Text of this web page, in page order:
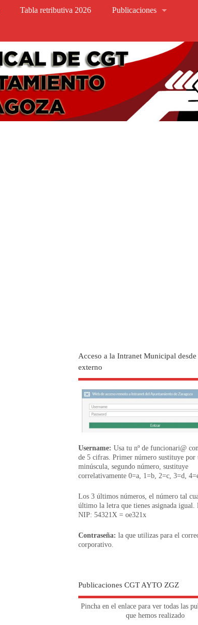
Tabla retributiva 2026 Publicaciones
Acceso a la Intranet Municipal
externo
Username: Usa tu nº de funcionari@
de 5 cifras. Primer número sustituye por
minúscula, segundo número, sustituye
correlativamente 0=a, 1=b, 2=c, 3=d,
Los 3 últimos números, el número tal
último la letra que tienes asignada igual.
NIP: 54321X = oe321x
Contraseña: la que utilizas para el
corporativo.
Publicaciones CGT AYTO ZGZ
Pincha en el enlace para ver todas las
que hemos realizado